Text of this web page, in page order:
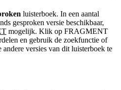
luisterboek. In een aantal
gesproken versie beschikbaar,
mogelijk. Klik op FRAGMENT
en gebruik de zoekfunctie of
versies van dit luisterboek te